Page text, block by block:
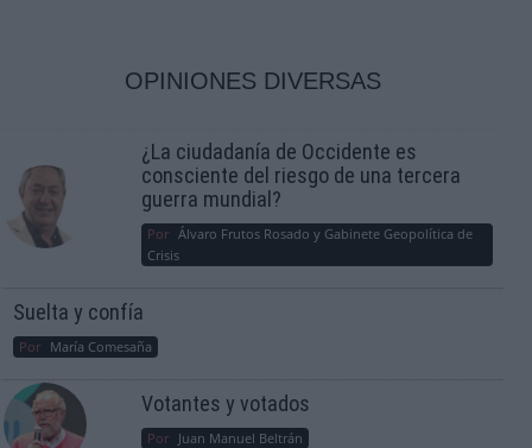
OPINIONES DIVERSAS
¿La ciudadanía de Occidente es
consciente del riesgo de una tercera
guerra mundial?
Por Álvaro Frutos Rosado y Gabinete Geopolítica de
Crisis
Suelta y confía
Por María Comesaña
Votantes y votados
Por Juan Manuel Beltrán